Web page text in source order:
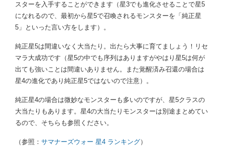
スターを入手することができます（星3でも進化させることで星5
になれるので、最初から星5で召喚されるモンスターを「純正星
5」といった言い方をします）。
純正星5は間違いなく大当たり。出たら大事に育てましょう！リセ
マラ大成功です（星5の中でも序列はありますがやはり星5は何が
出ても強いことは間違いありません。また覚醒済み召還の場合は
星4の進化であり純正星5ではないので注意）。
純正星4の場合は微妙なモンスターも多いのですが、星5クラスの
大当たりもあります。星4の大当たりモンスターは別途まとめてい
るので、そちらも参照ください。
（参照： サマナーズウォー 星4 ランキング）